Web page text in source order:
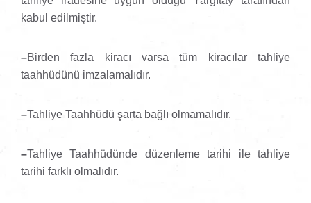
kabul edilmiştir.
–Birden fazla kiracı varsa tüm kiracılar tahliye
taahhüdünü imzalamalıdır.
–Tahliye Taahhüdü şarta bağlı olmamalıdır.
–Tahliye Taahhüdünde düzenleme tarihi ile tahliye
tarihi farklı olmalıdır.